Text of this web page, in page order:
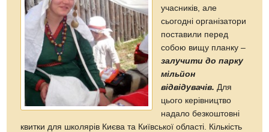
учасників, але
сьогодні організатори
поставили перед
собою вищу планку –
залучити до парку
мільйон
відвідувачів. Для
цього керівництво
надало безкоштовні
квитки для школярів Києва та Київської області. Кількість